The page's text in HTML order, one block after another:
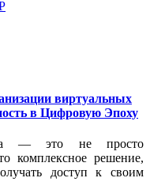
виртуальных
в Цифровую Эпоху
— это не просто
комплексное решение,
доступ к своим